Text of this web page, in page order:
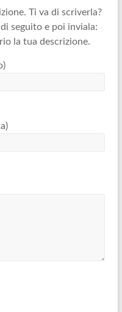
Ti va di scriverla?
seguito e poi inviala:
la tua descrizione.